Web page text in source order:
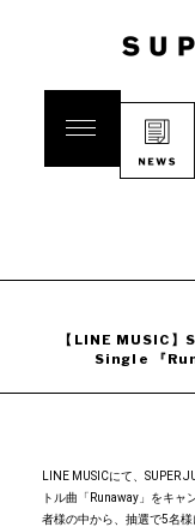
【LINE MUSIC
Single 『
LINE MUSICにて、SUPER
トル曲「Runaway」をキャ
者様の中から、抽選で5名